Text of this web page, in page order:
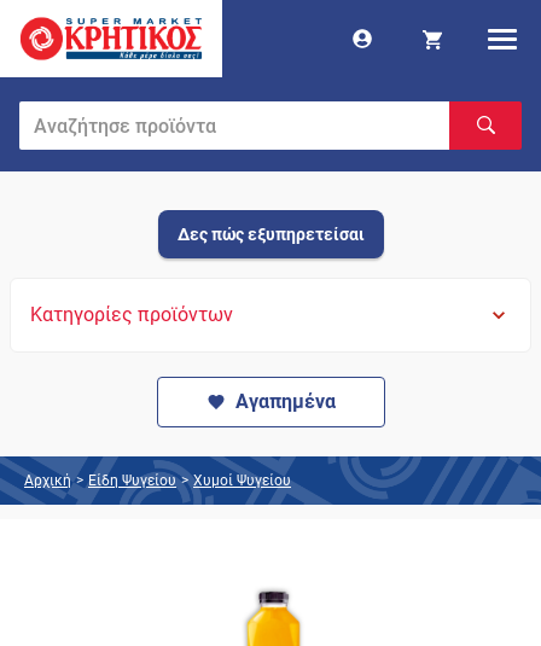
Δες πώς εξυπηρετείσαι
Κατηγορίες προϊόντων
Αγαπημένα
Αρχική > Είδη Ψυγείου > Χυμοί Ψυγείου